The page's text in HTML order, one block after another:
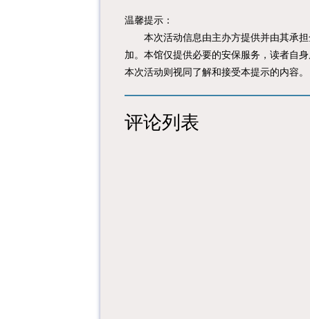
温馨提示：
本次活动信息由主办方提供并由其承担
加。本馆仅提供必要的安保服务，读者自
本次活动则视同了解和接受本提示的内容。
评论列表